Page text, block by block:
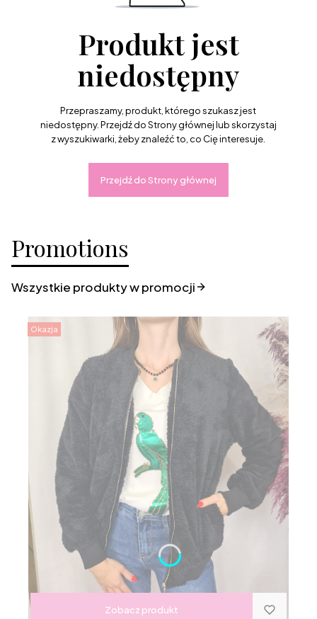
Produkt jest
niedostępny
Przepraszamy, produkt, którego szukasz jest
niedostępny. Przejdź do Strony głównej lub skorzystaj
z wyszukiwarki, żeby znaleźć to, co Cię interesuje.
Przejdź do Strony głównej
Promotions
Wszystkie produkty w promocji
Okazja
Zobacz produkt